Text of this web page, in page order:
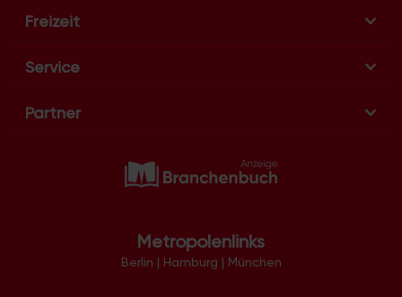
Freizeit
Service
Partner
Metropolenlinks
Berlin | Hamburg | München